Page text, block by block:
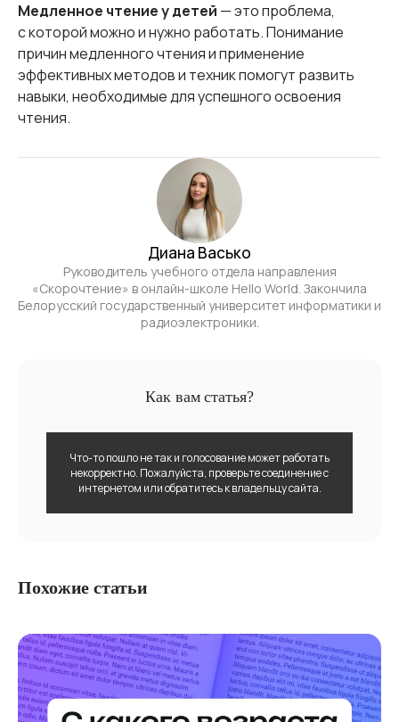
Медленное чтение у детей — это проблема,
с которой можно и нужно работать. Понимание
причин медленного чтения и применение
эффективных методов и техник помогут развить
навыки, необходимые для успешного освоения
чтения.
Диана Васько
Руководитель учебного отдела направления
«Скорочтение» в онлайн-школе Hello World. Закончила
Белорусский государственный университет информатики и
радиоэлектроники.
Как вам статья?
Что-то пошло не так и голосование может работать
некорректно. Пожалуйста, проверьте соединение с
интернетом или обратитесь к владельцу сайта.
Похожие статьи